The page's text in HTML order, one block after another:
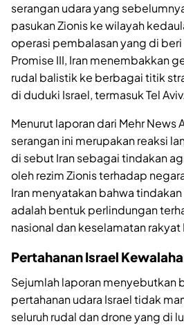
serangan udara yang
pasukan Zionis ke wilayah
operasi pembalasan yang di beri
Promise III, Iran menembakkan
rudal balistik ke berbagai titik
di duduki Israel, termasuk Tel Aviv.
Menurut laporan dari Mehr News
serangan ini merupakan reaksi
di sebut Iran sebagai tindakan
oleh rezim Zionis terhadap
Iran menyatakan bahwa
adalah bentuk perlindungan
nasional dan keselamatan rakyat
Pertahanan Israel
Sejumlah laporan menyebutkan
pertahanan udara Israel tidak
seluruh rudal dan drone yang di